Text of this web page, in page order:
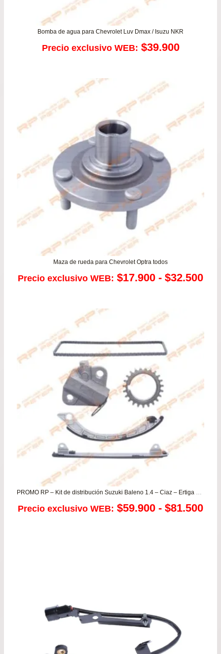
Bomba de agua para Chevrolet Luv Dmax / Isuzu NKR
Precio exclusivo WEB: $39.900
Maza de rueda para Chevrolet Optra todos
Precio exclusivo WEB: $17.900 - $32.500
PROMO RP – Kit de distribución Suzuki Baleno 1.4 – Ciaz – Ertiga – Swift 1.4
Precio exclusivo WEB: $59.900 - $81.500